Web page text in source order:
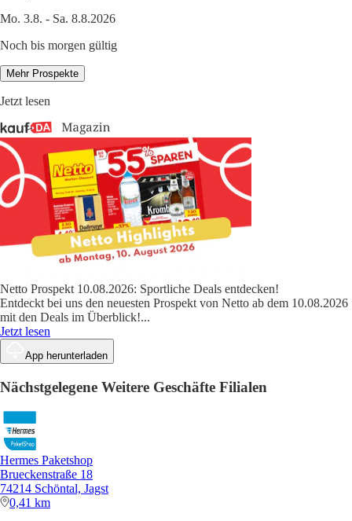
Mo. 3.8. - Sa. 8.8.2026
Noch bis morgen gültig
Mehr Prospekte
Jetzt lesen
Netto Prospekt 10.08.2026: Sportliche Deals entdecken!
Entdeckt bei uns den neuesten Prospekt von Netto ab dem 10.08.2026
mit den Deals im Überblick!...
Jetzt lesen
App herunterladen
Nächstgelegene Weitere Geschäfte Filialen
Hermes Paketshop
Brueckenstraße 18
74214 Schöntal, Jagst
0,41 km